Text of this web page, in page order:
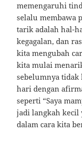
memengaruhi
selalu membawa
tarik adalah hal-
kegagalan, dan
kita mengubah
kita mulai
sebelumnya
hari dengan
seperti “Saya
jadi langkah kecil
dalam cara kita